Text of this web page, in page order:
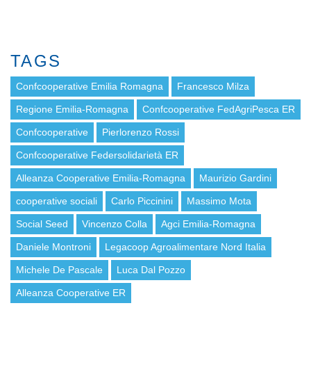
TAGS
Confcooperative Emilia Romagna Francesco Milza
Regione Emilia-Romagna Confcooperative FedAgriPesca ER
Confcooperative Pierlorenzo Rossi
Confcooperative Federsolidarietà ER
Alleanza Cooperative Emilia-Romagna Maurizio Gardini
cooperative sociali Carlo Piccinini Massimo Mota
Social Seed Vincenzo Colla Agci Emilia-Romagna
Daniele Montroni Legacoop Agroalimentare Nord Italia
Michele De Pascale Luca Dal Pozzo
Alleanza Cooperative ER